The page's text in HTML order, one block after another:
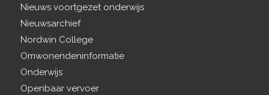
Nieuws voortgezet onderwijs
Nieuwsarchief
Nordwin College
Omwonendeninformatie
Onderwijs
Openbaar vervoer